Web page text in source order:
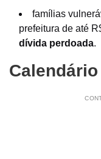
famílias
prefeitura de até
dívida perdoada.